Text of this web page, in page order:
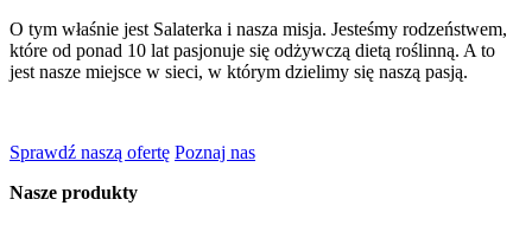
O tym właśnie jest Salaterka i nasza misja. Jesteśmy rodzeństwem,
które od ponad 10 lat pasjonuje się odżywczą dietą roślinną. A to
jest nasze miejsce w sieci, w którym dzielimy się naszą pasją.
Sprawdź naszą ofertę Poznaj nas
Nasze produkty